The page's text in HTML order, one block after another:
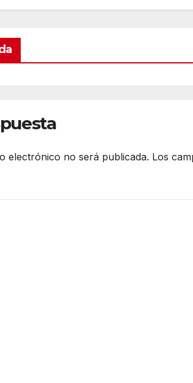
electrónico no será publicada. Los